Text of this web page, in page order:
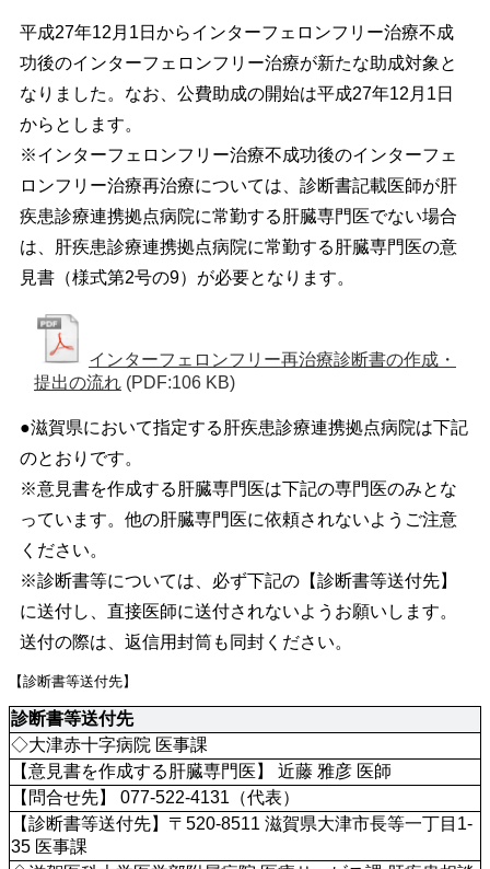
平成27年12月1日からインターフェロンフリー治療不成
功後のインターフェロンフリー治療が新たな助成対象と
なりました。なお、公費助成の開始は平成27年12月1日
からとします。
※インターフェロンフリー治療不成功後のインターフェ
ロンフリー治療再治療については、診断書記載医師が肝
疾患診療連携拠点病院に常勤する肝臓専門医でない場合
は、肝疾患診療連携拠点病院に常勤する肝臓専門医の意
見書（様式第2号の9）が必要となります。
インターフェロンフリー再治療診断書の作成・
提出の流れ (PDF:106 KB)
●滋賀県において指定する肝疾患診療連携拠点病院は下記
のとおりです。
※意見書を作成する肝臓専門医は下記の専門医のみとな
っています。他の肝臓専門医に依頼されないようご注意
ください。
※診断書等については、必ず下記の【診断書等送付先】
に送付し、直接医師に送付されないようお願いします。
送付の際は、返信用封筒も同封ください。
【診断書等送付先】
診断書等送付先
◇大津赤十字病院 医事課
【意見書を作成する肝臓専門医】 近藤 雅彦 医師
【問合せ先】 077-522-4131（代表）
【診断書等送付先】〒520-8511 滋賀県大津市長等一丁目1-
35 医事課